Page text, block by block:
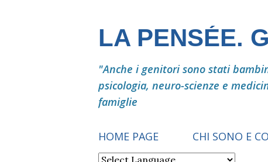
LA PENSÉE.
"Anche i genitori sono stati
psicologia, neuro-scienze e
famiglie
HOME PAGE CHI SONO E